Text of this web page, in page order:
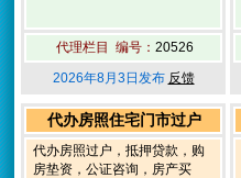
代理栏目 编号： 20526
2026年8月3日发布 反馈
代办房照住宅门市过户
代办房照过户，抵押贷款，购
房垫资，公证咨询，房产买